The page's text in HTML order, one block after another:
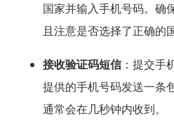
国家并输入手机号码。确
且注意是否选择了正确的
接收验证码短信：提交手
提供的手机号码发送一条
通常会在几秒钟内收到。